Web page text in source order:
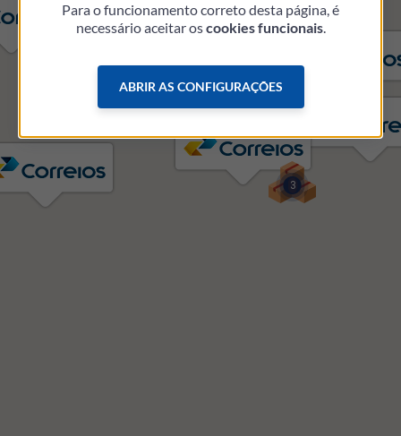
3
Para o funcionamento correto desta página, é
necessário aceitar oscookies funcionais.
ABRIR AS CONFIGURAÇÕES